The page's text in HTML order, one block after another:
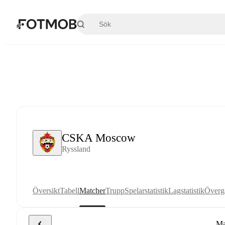
CSKA Moscow
Ryssland
ÖversiktTabellMatcherTruppSpelarstatistikLagstatistik